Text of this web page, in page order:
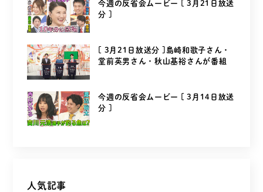
今週の反省会ムービー [ 3月21日放送
分 ]
[ 3月21日放送分 ]島崎和歌子さん・
堂前英男さん・秋山基裕さんが番組
今週の反省会ムービー [ 3月14日放送
分 ]
人気記事